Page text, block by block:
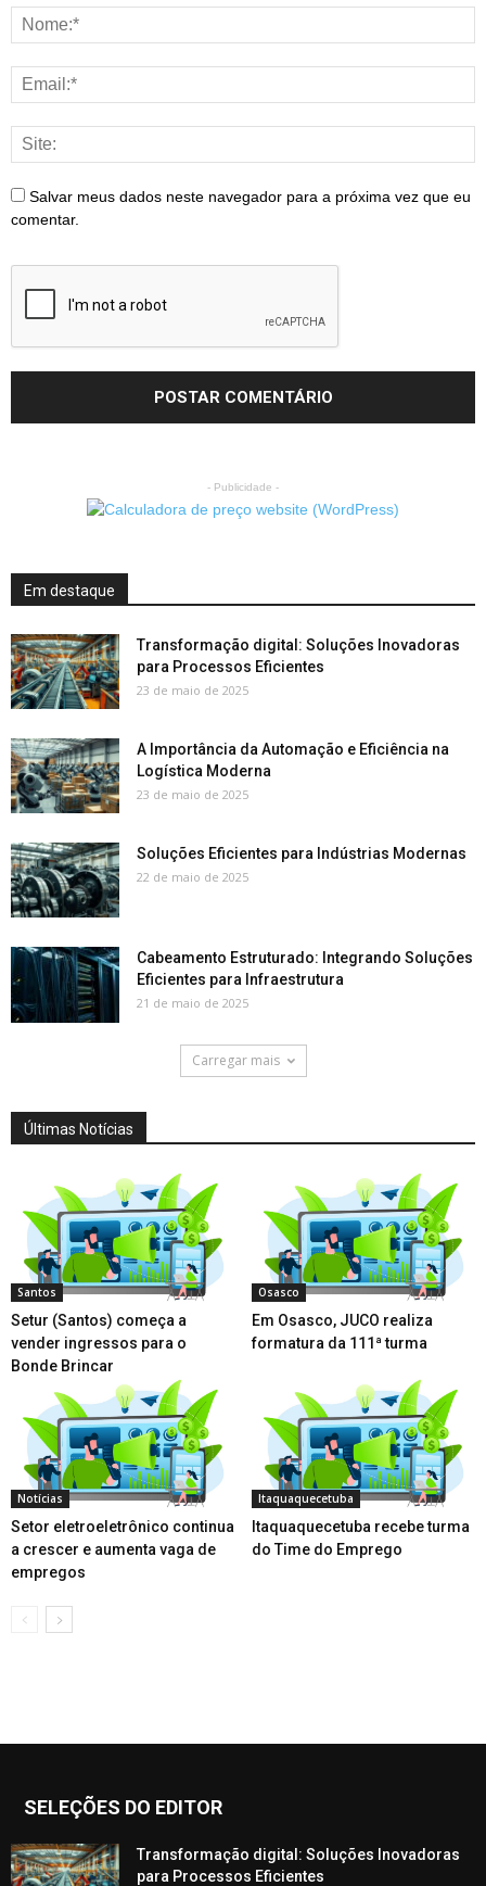
Salvar meus dados neste navegador para a próxima vez que eu
comentar.
- Publicidade -
Em destaque
Transformação digital: Soluções Inovadoras
para Processos Eficientes
23 de maio de 2025
A Importância da Automação e Eficiência na
Logística Moderna
23 de maio de 2025
Soluções Eficientes para Indústrias Modernas
22 de maio de 2025
Cabeamento Estruturado: Integrando Soluções
Eficientes para Infraestrutura
21 de maio de 2025
Carregar mais
Últimas Notícias
Santos
Setur (Santos) começa a
vender ingressos para o
Bonde Brincar
Osasco
Em Osasco, JUCO realiza
formatura da 111ª turma
Notícias
Setor eletroeletrônico continua
a crescer e aumenta vaga de
empregos
Itaquaquecetuba
Itaquaquecetuba recebe turma
do Time do Emprego
SELEÇÕES DO EDITOR
Transformação digital: Soluções Inovadoras
para Processos Eficientes